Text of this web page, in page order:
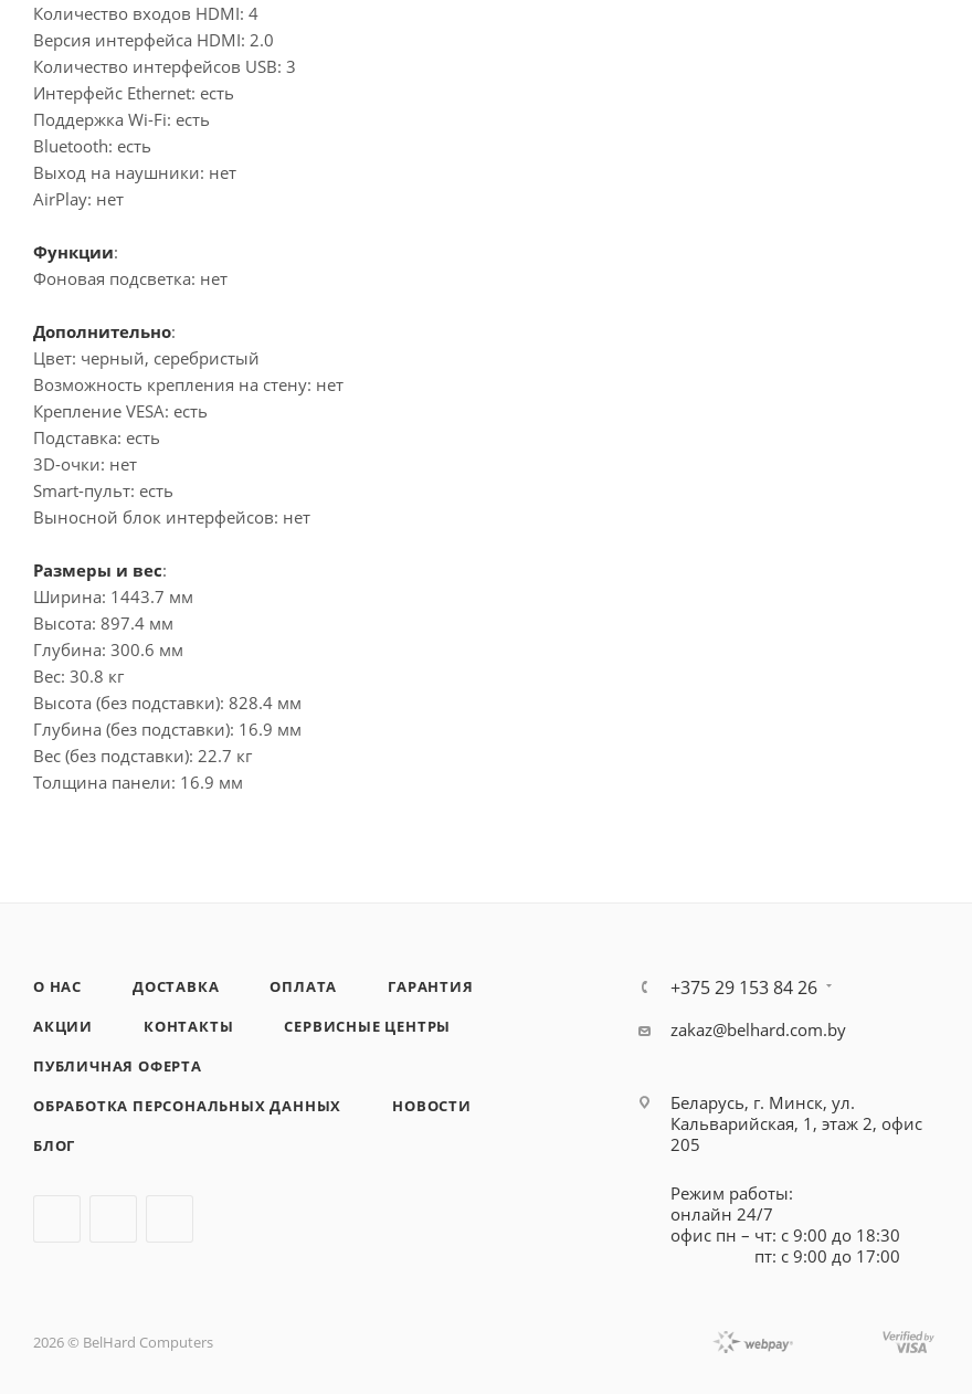
Количество входов HDMI: 4
Версия интерфейса HDMI: 2.0
Количество интерфейсов USB: 3
Интерфейс Ethernet: есть
Поддержка Wi-Fi: есть
Bluetooth: есть
Выход на наушники: нет
AirPlay: нет
Функции:
Фоновая подсветка: нет
Дополнительно:
Цвет: черный, серебристый
Возможность крепления на стену: нет
Крепление VESA: есть
Подставка: есть
3D-очки: нет
Smart-пульт: есть
Выносной блок интерфейсов: нет
Размеры и вес:
Ширина: 1443.7 мм
Высота: 897.4 мм
Глубина: 300.6 мм
Вес: 30.8 кг
Высота (без подставки): 828.4 мм
Глубина (без подставки): 16.9 мм
Вес (без подставки): 22.7 кг
Толщина панели: 16.9 мм
О НАС ДОСТАВКА ОПЛАТА
ГАРАНТИЯ
АКЦИИ
КОНТАКТЫ
СЕРВИСНЫЕ ЦЕНТРЫ
ПУБЛИЧНАЯ ОФЕРТА
ОБРАБОТКА ПЕРСОНАЛЬНЫХ ДАННЫХ
НОВОСТИ
БЛОГ
+375 29 153 84 26
zakaz@belhard.com.by
Беларусь, г. Минск, ул.
Кальварийская, 1, этаж 2, офис
205
Режим работы:
онлайн 24/7
офис пн – чт: с 9:00 до 18:30
пт: с 9:00 до 17:00
2026 © BelHard Computers